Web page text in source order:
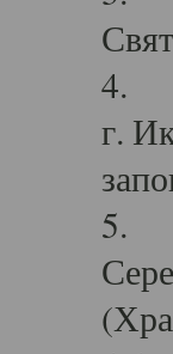
4.
г.
5.